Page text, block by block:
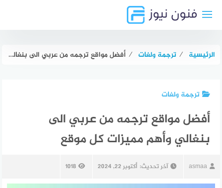
الرئيسية ⁄ ترجمة ولغات ⁄ أفضل مواقع ترجمه من عربي الى بنغالي وأهم مميزات كل موقع
ترجمة ولغات
أفضل مواقع ترجمه من عربي الى
بنغالي وأهم مميزات كل موقع
asmaa آخر تحديث: أكتوبر 22, 2024 1018